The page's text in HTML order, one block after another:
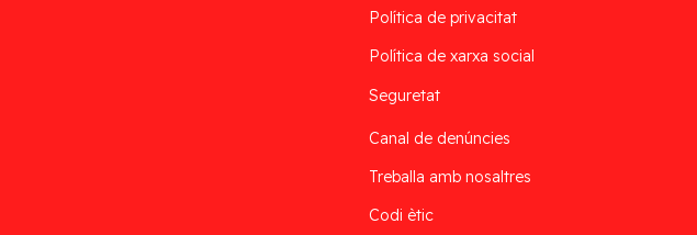
Política de privacitat
Política de xarxa social
Seguretat
Canal de denúncies
Treballa amb nosaltres
Codi ètic